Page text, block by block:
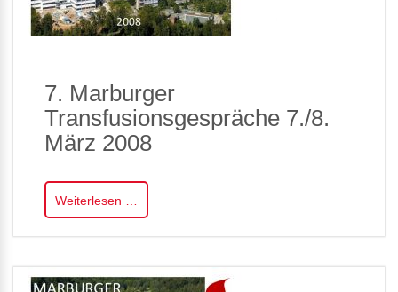
7. Marburger
Transfusionsgespräche 7./8.
März 2008
Weiterlesen …